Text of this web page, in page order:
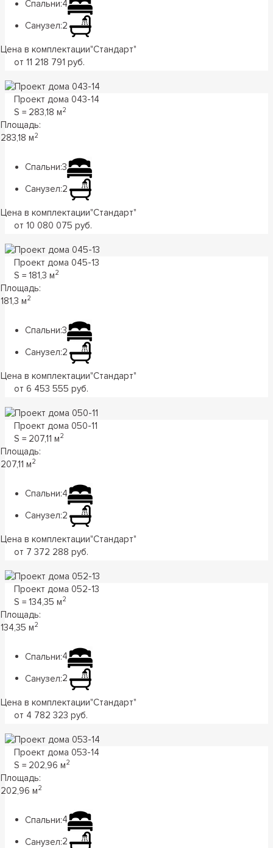
Спальни:4
Санузел:2
Цена в комплектации"Стандарт"
от 11 218 791 руб.
Проект дома 043-14
S = 283,18 м2
Площадь:
283,18 м2
Спальни:3
Санузел:2
Цена в комплектации"Стандарт"
от 10 080 075 руб.
Проект дома 045-13
S = 181‚3 м2
Площадь:
181‚3 м2
Спальни:3
Санузел:2
Цена в комплектации"Стандарт"
от 6 453 555 руб.
Проект дома 050-11
S = 207,11 м2
Площадь:
207,11 м2
Спальни:4
Санузел:2
Цена в комплектации"Стандарт"
от 7 372 288 руб.
Проект дома 052-13
S = 134,35 м2
Площадь:
134,35 м2
Спальни:4
Санузел:2
Цена в комплектации"Стандарт"
от 4 782 323 руб.
Проект дома 053-14
S = 202,96 м2
Площадь:
202,96 м2
Спальни:4
Санузел:2